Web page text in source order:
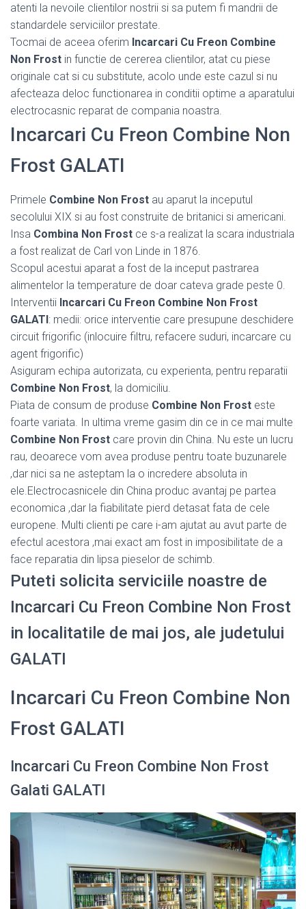
atenti la nevoile clientilor nostrii si sa putem fi mandrii de
standardele serviciilor prestate.
Tocmai de aceea oferim Incarcari Cu Freon Combine
Non Frost in functie de cererea clientilor, atat cu piese
originale cat si cu substitute, acolo unde este cazul si nu
afecteaza deloc functionarea in conditii optime a aparatului
electrocasnic reparat de compania noastra.
Incarcari Cu Freon Combine Non
Frost GALATI
Primele Combine Non Frost au aparut la inceputul
secolului XIX si au fost construite de britanici si americani.
Insa Combina Non Frost ce s-a realizat la scara industriala
a fost realizat de Carl von Linde in 1876.
Scopul acestui aparat a fost de la inceput pastrarea
alimentelor la temperature de doar cateva grade peste 0.
Interventii Incarcari Cu Freon Combine Non Frost
GALATI: medii: orice interventie care presupune deschidere
circuit frigorific (inlocuire filtru, refacere suduri, incarcare cu
agent frigorific)
Asiguram echipa autorizata, cu experienta, pentru reparatii
Combine Non Frost, la domiciliu.
Piata de consum de produse Combine Non Frost este
foarte variata. In ultima vreme gasim din ce in ce mai multe
Combine Non Frost care provin din China. Nu este un lucru
rau, deoarece vom avea produse pentru toate buzunarele
,dar nici sa ne asteptam la o incredere absoluta in
ele.Electrocasnicele din China produc avantaj pe partea
economica ,dar la fiabilitate pierd detasat fata de cele
europene. Multi clienti pe care i-am ajutat au avut parte de
efectul acestora ,mai exact am fost in imposibilitate de a
face reparatia din lipsa pieselor de schimb.
Puteti solicita serviciile noastre de
Incarcari Cu Freon Combine Non Frost
in localitatile de mai jos, ale judetului
GALATI
Incarcari Cu Freon Combine Non
Frost GALATI
Incarcari Cu Freon Combine Non Frost
Galati GALATI